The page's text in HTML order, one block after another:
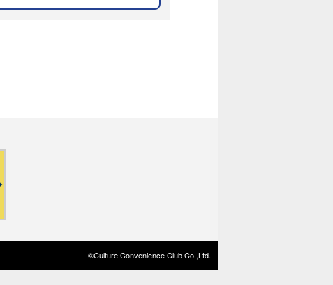
©Culture Convenience Club Co.,Ltd.